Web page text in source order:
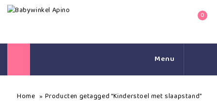
0
Menu
Home » Producten getagged “Kinderstoel met slaapstand”